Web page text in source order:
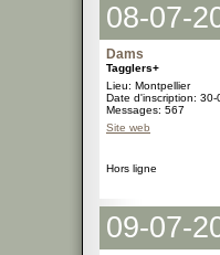
08-07-
Dams
Tagglers+
Lieu: Montpellier
Date d'inscription: 30-
Messages: 567
Site web
Hors ligne
09-07-